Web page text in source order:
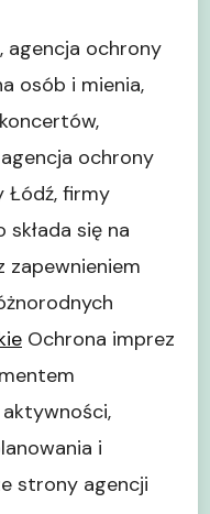
agencja ochrony
osób i mienia,
ochrony
Łódź, firmy
się na
zapewnieniem
Ochrona imprez
i
strony agencji